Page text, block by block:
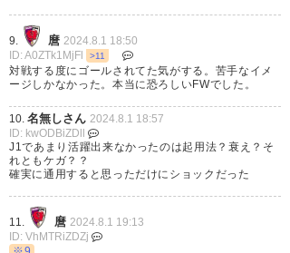
9. 麿 2024.8.1 18:50
ID: A0ZTk1MjFl
>11
対戦する度にゴールされてた気がする。苦手なイメ
ージしかなかった。本当に恐ろしいFWでした。
10. 名無しさん 2024.8.1 18:57
ID: kwODBiZDll
J1であまり活躍出来なかったのは起用法？衰え？そ
れともケガ？？
確実に通用すると思っただけにショックだった
11. 麿 2024.8.1 19:13
ID: VhMTRiZDZj